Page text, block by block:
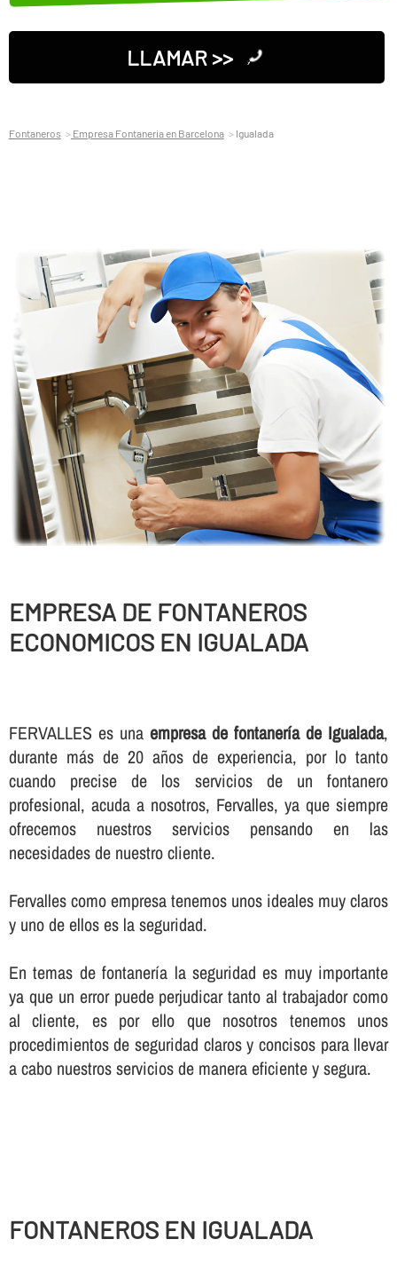
LLAMAR >>
Fontaneros Empresa Fontaneria en Barcelona Igualada
EMPRESA DE FONTANEROS
ECONOMICOS EN IGUALADA
FERVALLES es una empresa de fontanerí­a de Igualada,
durante más de 20 años de experiencia, por lo tanto
cuando precise de los servicios de un fontanero
profesional, acuda a nosotros, Fervalles, ya que siempre
ofrecemos nuestros servicios pensando en las
necesidades de nuestro cliente.
Fervalles como empresa tenemos unos ideales muy claros
y uno de ellos es la seguridad.
En temas de fontanerí­a la seguridad es muy importante
ya que un error puede perjudicar tanto al trabajador como
al cliente, es por ello que nosotros tenemos unos
procedimientos de seguridad claros y concisos para llevar
a cabo nuestros servicios de manera eficiente y segura.
FONTANEROS EN IGUALADA